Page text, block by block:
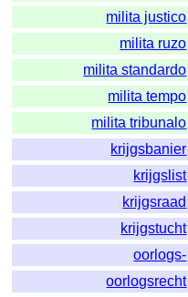
milita justico
milita ruzo
milita standardo
milita tempo
milita tribunalo
krijgsbanier
krijgslist
krijgsraad
krijgstucht
oorlogs-
oorlogsrecht